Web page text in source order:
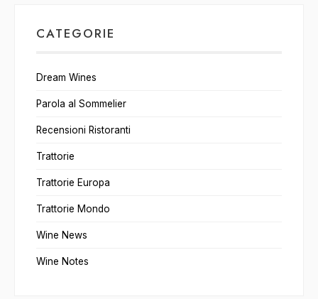
CATEGORIE
Dream Wines
Parola al Sommelier
Recensioni Ristoranti
Trattorie
Trattorie Europa
Trattorie Mondo
Wine News
Wine Notes